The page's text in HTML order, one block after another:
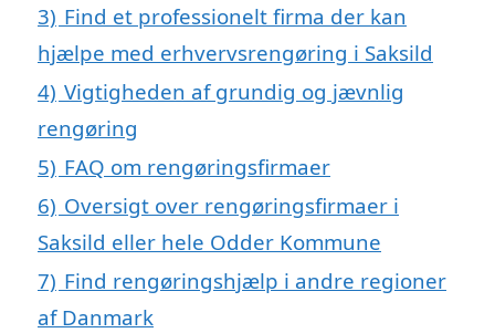
3) Find et professionelt firma der kan
hjælpe med erhvervsrengøring i Saksild
4) Vigtigheden af grundig og jævnlig
rengøring
5) FAQ om rengøringsfirmaer
6) Oversigt over rengøringsfirmaer i
Saksild eller hele Odder Kommune
7) Find rengøringshjælp i andre regioner
af Danmark